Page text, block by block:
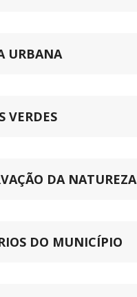
URBANA
VERDES
DA NATUREZA
DO MUNICÍPIO